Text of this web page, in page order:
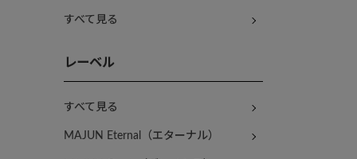
すべて見る
レーベル
すべて見る
MAJUN Eternal（エターナル）